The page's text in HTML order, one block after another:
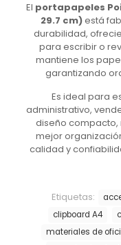
El portapapeles
29.7 cm)está
durabilidad,
para escribir o
mantiene los
garantizando
Es ideal para
administrativo,
diseño compacto,
mejor
calidad y
Etiquetas:
clipboard A4
materiales de